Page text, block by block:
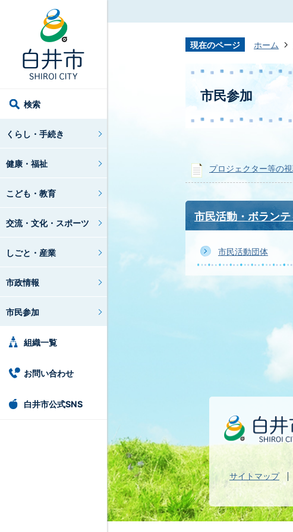
検索
くらし・手続き
健康・福祉
こども・教育
交流・文化・スポーツ
しごと・産業
市政情報
市民参加
組織一覧
お問い合わせ
白井市公式SNS
現在のページ ホーム
市民参加
プロジェクター等の
市民活動・ボラン
市民活動団体
サイトマップ